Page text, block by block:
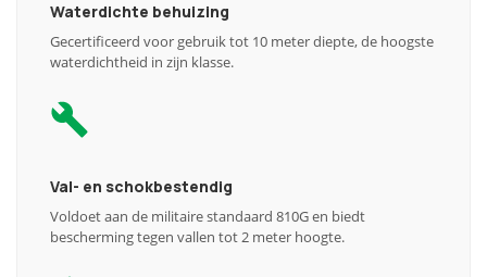
Waterdichte behuizing
Gecertificeerd voor gebruik tot 10 meter diepte, de hoogste
waterdichtheid in zijn klasse.
Val- en schokbestendig
Voldoet aan de militaire standaard 810G en biedt
bescherming tegen vallen tot 2 meter hoogte.